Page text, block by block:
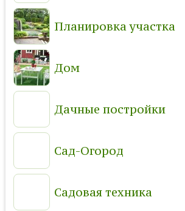
Планировка участка
Дом
Дачные постройки
Сад-Огород
Садовая техника